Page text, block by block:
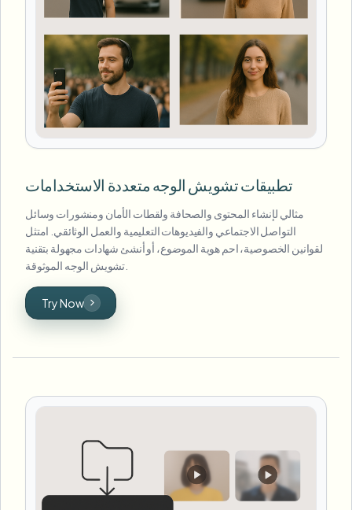
تطبيقات تشويش الوجه متعددة الاستخدامات
مثالي لإنشاء المحتوى والصحافة ولقطات الأمان ومنشورات وسائل
التواصل الاجتماعي والفيديوهات التعليمية والعمل الوثائقي. امتثل
لقوانين الخصوصية، احم هوية الموضوع، أو أنشئ شهادات مجهولة بتقنية
Try Now